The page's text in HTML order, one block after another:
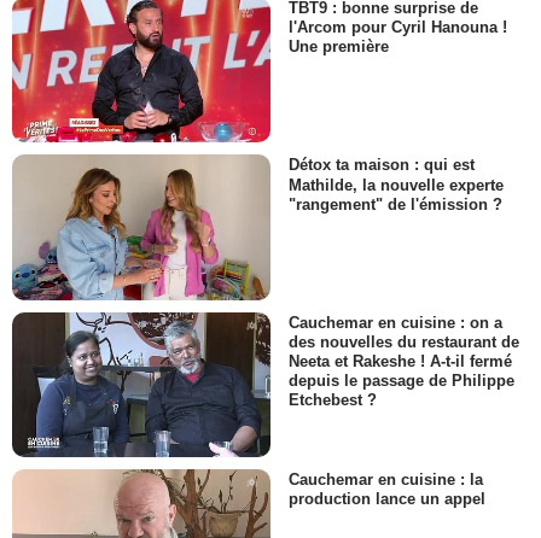
TBT9 : bonne surprise de
l'Arcom pour Cyril Hanouna !
Une première
Détox ta maison : qui est
Mathilde, la nouvelle experte
"rangement" de l'émission ?
Cauchemar en cuisine : on a
des nouvelles du restaurant de
Neeta et Rakeshe ! A-t-il fermé
depuis le passage de Philippe
Etchebest ?
Cauchemar en cuisine : la
production lance un appel